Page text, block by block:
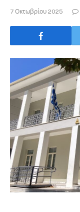
7 Οκτωβρίου 2025